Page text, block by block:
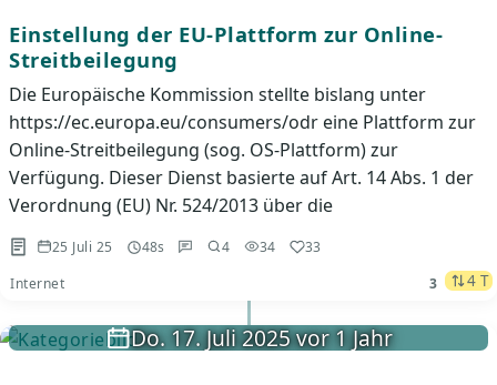
Einstellung der EU-Plattform zur Online-
Streitbeilegung
Die Europäische Kommission stellte bislang unter
https://ec.europa.eu/consumers/odr eine Plattform zur
Online-Streitbeilegung (sog. OS-Plattform) zur
Verfügung. Dieser Dienst basierte auf Art. 14 Abs. 1 der
Verordnung (EU) Nr. 524/2013 über die
25 Juli 25 48s 4 34
33
Internet
3 4 T
Do. 17. Juli 2025 vor 1 Jahr